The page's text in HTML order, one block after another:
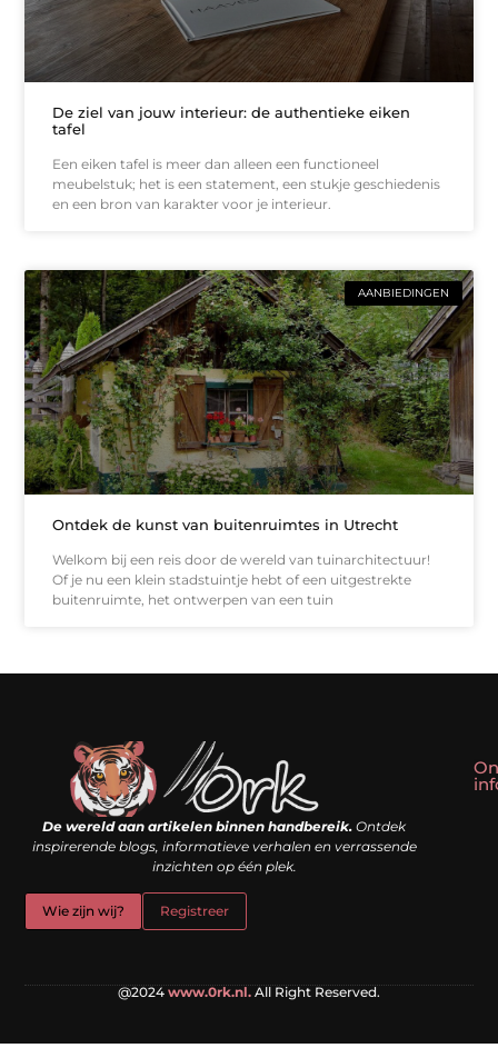
De ziel van jouw interieur: de authentieke eiken
tafel
Een eiken tafel is meer dan alleen een functioneel
meubelstuk; het is een statement, een stukje geschiedenis
en een bron van karakter voor je interieur.
AANBIEDINGEN
Ontdek de kunst van buitenruimtes in Utrecht
Welkom bij een reis door de wereld van tuinarchitectuur!
Of je nu een klein stadstuintje hebt of een uitgestrekte
buitenruimte, het ontwerpen van een tuin
De wereld aan artikelen binnen handbereik. Ontdek
inspirerende blogs, informatieve verhalen en verrassende
inzichten op één plek.
Wie zijn wij? Registreer
@2024 www.0rk.nl. All Right Reserved.